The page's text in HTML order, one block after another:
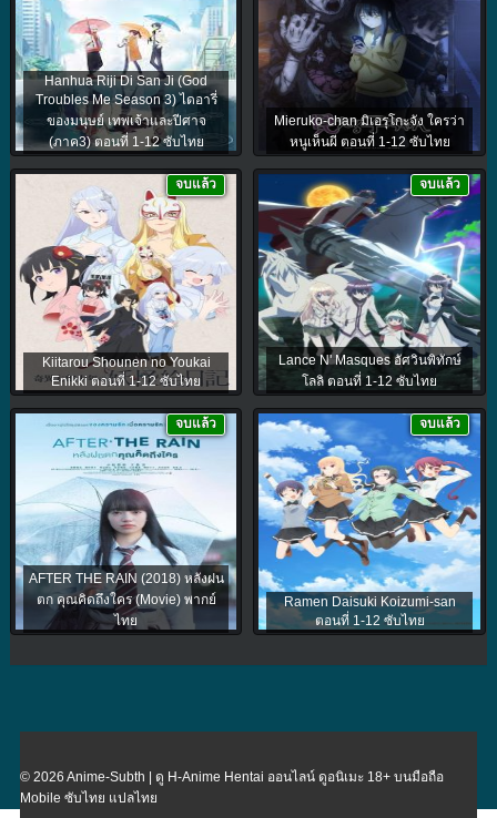
Hanhua Riji Di San Ji (God
Troubles Me Season 3) ไดอารี่
ของมนุษย์ เทพเจ้าและปีศาจ
(ภาค3) ตอนที่ 1-12 ซับไทย
Mieruko-chan มิเอรุโกะจัง ใครว่า
หนูเห็นผี ตอนที่ 1-12 ซับไทย
Kiitarou Shounen no Youkai
Enikki ตอนที่ 1-12 ซับไทย
จบแล้ว
Lance N' Masques อัศวินพิทักษ์
โลลิ ตอนที่ 1-12 ซับไทย
จบแล้ว
AFTER THE RAIN (2018) หลังฝน
ตก คุณคิดถึงใคร (Movie) พากย์
ไทย
จบแล้ว
Ramen Daisuki Koizumi-san
ตอนที่ 1-12 ซับไทย
จบแล้ว
© 2026 Anime-Subth | ดู H-Anime Hentai ออนไลน์ ดูอนิเมะ 18+ บนมือถือ
Mobile ซับไทย แปลไทย